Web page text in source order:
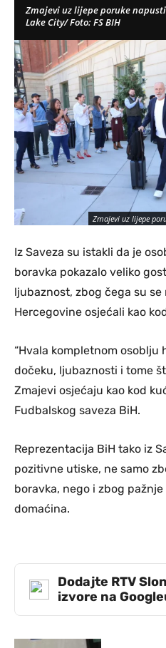
Zmajevi uz lijepe poruke
Lake City/ Foto: FS BIH
Zmajevi uz lijepe
Iz Saveza su istakli da je
boravka pokazalo veliko
ljubaznost, zbog čega su
Hercegovine osjećali kao
“Hvala kompletnom osoblju
dočeku, ljubaznosti i tome
Zmajevi osjećaju kao kod
Fudbalskog saveza BiH.
Reprezentacija BiH tako iz
pozitivne utiske, ne samo
boravka, nego i zbog
domaćina.
Dodajte RTV
izvore na